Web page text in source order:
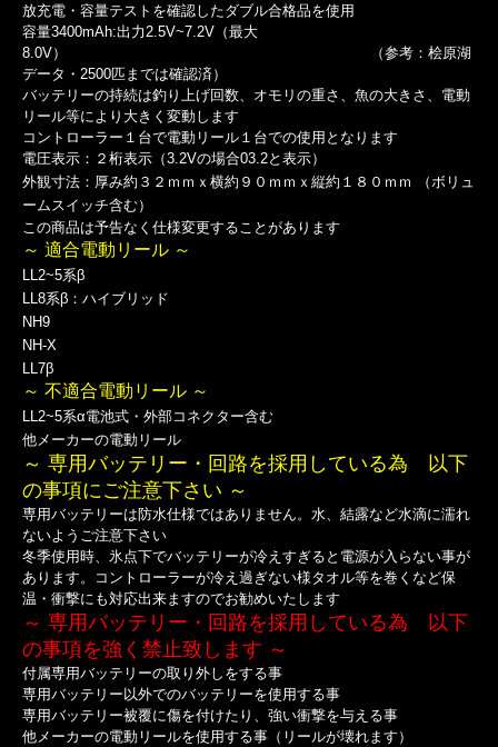
放充電・容量テストを確認したダブル合格品を使用
容量3400mAh:出力2.5V~7.2V（最大
8.0V） （参考：桧原湖
データ・2500匹までは確認済）
バッテリーの持続は釣り上げ回数、オモリの重さ、魚の大きさ、電動
リール等により大きく変動します
コントローラー１台で電動リール１台での使用となります
電圧表示：２桁表示（3.2Vの場合03.2と表示）
外観寸法：厚み約３２ｍｍｘ横約９０ｍｍｘ縦約１８０ｍｍ （ボリュ
ームスイッチ含む）
この商品は予告なく仕様変更することがあります
～ 適合電動リール ～
LL2~5系β
LL8系β：ハイブリッド
NH9
NH-X
LL7β
～ 不適合電動リール ～
LL2~5系α電池式・外部コネクター含む
他メーカーの電動リール
～ 専用バッテリー・回路を採用している為 以下
の事項にご注意下さい ～
専用バッテリーは防水仕様ではありません。水、結露など水滴に濡れ
ないようご注意下さい
冬季使用時、氷点下でバッテリーが冷えすぎると電源が入らない事が
あります。コントローラーが冷え過ぎない様タオル等を巻くなど保
温・衝撃にも対応出来ますのでお勧めいたします
～ 専用バッテリー・回路を採用している為 以下
の事項を強く禁止致します ～
付属専用バッテリーの取り外しをする事
専用バッテリー以外でのバッテリーを使用する事
専用バッテリー被覆に傷を付けたり、強い衝撃を与える事
他メーカーの電動リールを使用する事（リールが壊れます）